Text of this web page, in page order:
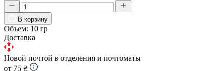
В корзину
Объем: 10 гр
Доставка
Новой почтой в отделения и почтоматы
от 75 ₴